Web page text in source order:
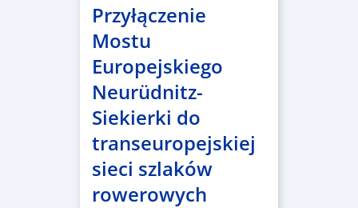
Przyłączenie
Mostu
Europejskiego
Neurüdnitz-
Siekierki do
transeuropejskiej
sieci szlaków
rowerowych